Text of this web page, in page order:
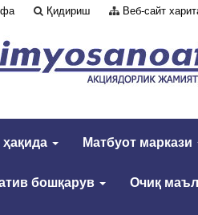
Қидириш Веб-сайт
Матбуот маркази
бошқарув Очиқ